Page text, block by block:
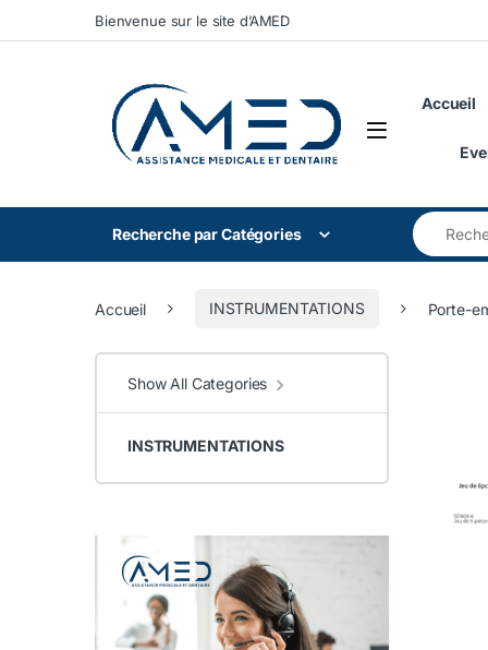
Skip to navigation
Skip to contentBienvenue sur le site d’AMED
Accueil
Recherche par Catégories
Search
Accueil INSTRUMENTATIONS Porte-
Show All Categories
INSTRUMENTATIONS